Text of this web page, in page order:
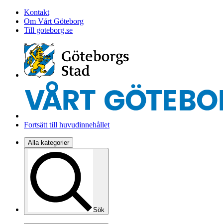
Kontakt
Om Vårt Göteborg
Till goteborg.se
Fortsätt till huvudinnehållet
Alla kategorier
Sök